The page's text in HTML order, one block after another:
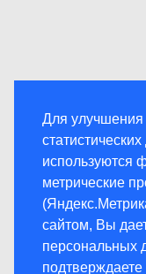
Для улучшения
используются
метрические
сайтом, Вы
персональных